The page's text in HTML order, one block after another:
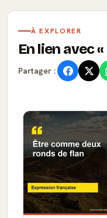
À EXPLORER
En lien avec
Partager :